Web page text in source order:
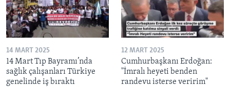
14 MART 2025
14 Mart Tıp Bayramı’nda
sağlık çalışanları Türkiye
genelinde iş bıraktı
12 MART 2025
Cumhurbaşkanı Erdoğan:
"İmralı heyeti benden
randevu isterse veririm"